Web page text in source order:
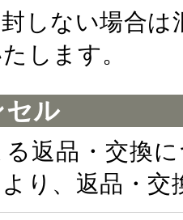
しない場合
します。
セル
返品・交換
り、返品・